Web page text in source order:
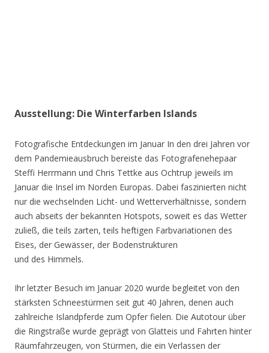
Ausstellung: Die Winterfarben Islands
Fotografische Entdeckungen im Januar In den drei Jahren vor
dem Pandemieausbruch bereiste das Fotografenehepaar
Steffi Herrmann und Chris Tettke aus Ochtrup jeweils im
Januar die Insel im Norden Europas. Dabei faszinierten nicht
nur die wechselnden Licht- und Wetterverhältnisse, sondern
auch abseits der bekannten Hotspots, soweit es das Wetter
zuließ, die teils zarten, teils heftigen Farbvariationen des
Eises, der Gewässer, der Bodenstrukturen
und des Himmels.
Ihr letzter Besuch im Januar 2020 wurde begleitet von den
stärksten Schneestürmen seit gut 40 Jahren, denen auch
zahlreiche Islandpferde zum Opfer fielen. Die Autotour über
die Ringstraße wurde geprägt von Glatteis und Fahrten hinter
Räumfahrzeugen, von Stürmen, die ein Verlassen der